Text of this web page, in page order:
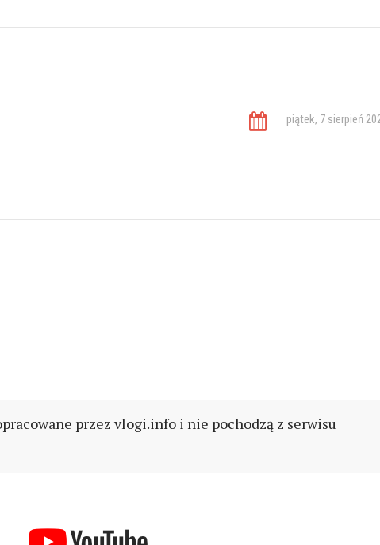
piątek, 7 sierpień
przez vlogi.info i nie pochodzą z serwisu